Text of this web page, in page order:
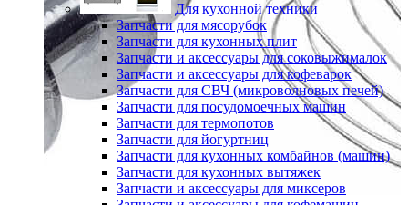
Для кухонной техники
Запчасти для мясорубок
Запчасти для кухонных плит
Запчасти и аксессуары для соковыжималок
Запчасти и аксессуары для кофеварок
Запчасти для СВЧ (микроволновых печей)
Запчасти для посудомоечных машин
Запчасти для термопотов
Запчасти для йогуртниц
Запчасти для кухонных комбайнов (машин)
Запчасти для кухонных вытяжек
Запчасти и аксессуары для миксеров